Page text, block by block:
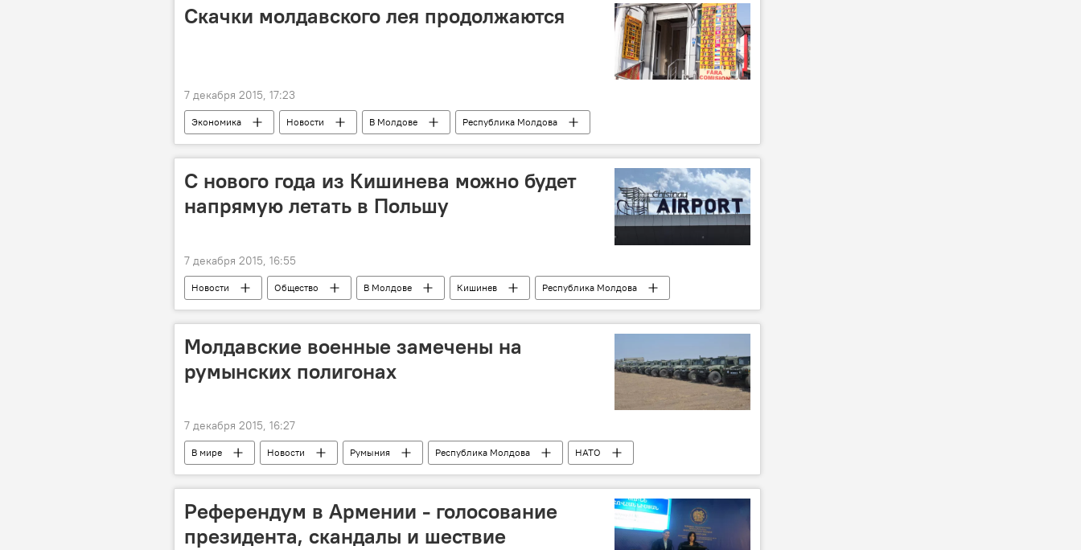
Скачки молдавского лея продолжаются
7 декабря 2015, 17:23
Экономика Новости В Молдове
Республика Молдова
молдавский лей
курс валют доллар
евро
С нового года из Кишинева можно будет
напрямую летать в Польшу
7 декабря 2015, 16:55
Новости Общество В Молдове Кишинев
Республика Молдова
Польша
авиарейс
Молдавские военные замечены на
румынских полигонах
7 декабря 2015, 16:27
В мире Новости Румыния Республика Молдова
НАТО
Министерство обороны
военные учения
Референдум в Армении - голосование
президента, скандалы и шествие